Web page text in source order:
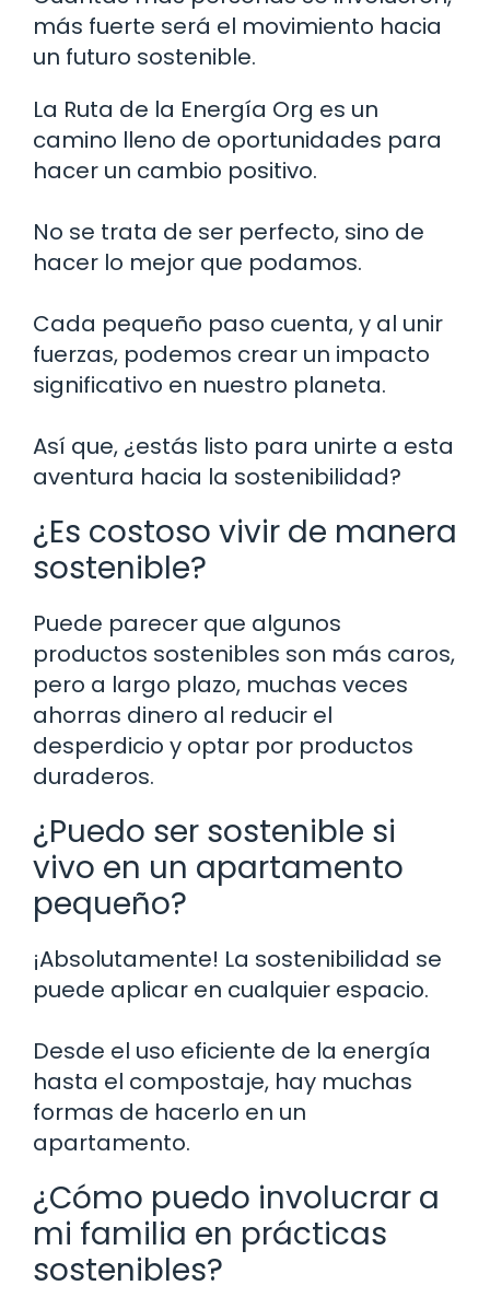
más fuerte será el movimiento hacia
un futuro sostenible.
La Ruta de la Energía Org es un
camino lleno de oportunidades para
hacer un cambio positivo.
No se trata de ser perfecto, sino de
hacer lo mejor que podamos.
Cada pequeño paso cuenta, y al unir
fuerzas, podemos crear un impacto
significativo en nuestro planeta.
Así que, ¿estás listo para unirte a esta
aventura hacia la sostenibilidad?
¿Es costoso vivir de manera
sostenible?
Puede parecer que algunos
productos sostenibles son más caros,
pero a largo plazo, muchas veces
ahorras dinero al reducir el
desperdicio y optar por productos
duraderos.
¿Puedo ser sostenible si
vivo en un apartamento
pequeño?
¡Absolutamente! La sostenibilidad se
puede aplicar en cualquier espacio.
Desde el uso eficiente de la energía
hasta el compostaje, hay muchas
formas de hacerlo en un
apartamento.
¿Cómo puedo involucrar a
mi familia en prácticas
sostenibles?